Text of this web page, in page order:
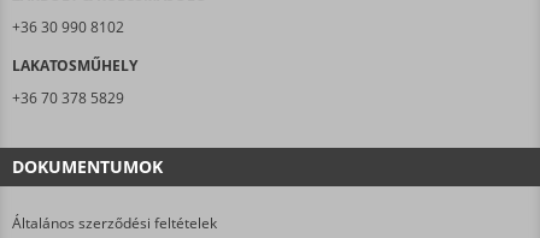
+36 30 990 8102
LAKATOSMŰHELY
+36 70 378 5829
DOKUMENTUMOK
Általános szerződési feltételek